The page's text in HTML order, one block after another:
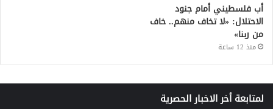
أب فلسطيني أمام جنود
الاحتلال: «لا تخاف منهم.. خاف
من ربنا»
منذ 12 ساعة
لمتابعة أخر الاخبار الحصرية